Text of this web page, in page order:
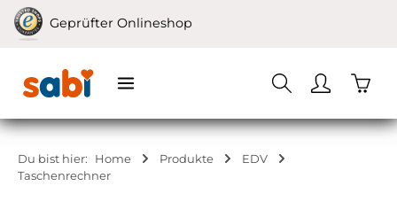
Zum Hauptinhalt springen
Geprüfter Onlineshop
Du bist hier: Home Produkte
EDV
Taschenrechner